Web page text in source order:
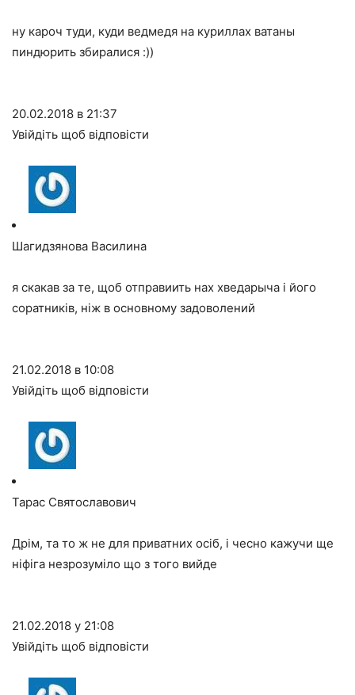
ну кароч туди, куди ведмедя на куриллах ватаны
пиндюрить збиралися :))
20.02.2018 в 21:37
Увійдіть щоб відповісти
Шагидзянова Василина
я скакав за те, щоб отправиить нах хведарыча і його
соратників, ніж в основному задоволений
21.02.2018 в 10:08
Увійдіть щоб відповісти
Тарас Святославович
Дрім, та то ж не для приватних осіб, і чесно кажучи ще
ніфіга незрозуміло що з того вийде
21.02.2018 у 21:08
Увійдіть щоб відповісти